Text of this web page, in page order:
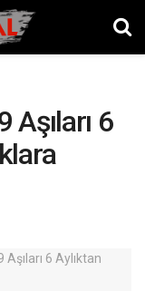
Aşıları 6